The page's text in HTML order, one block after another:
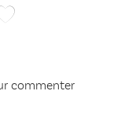
commenter